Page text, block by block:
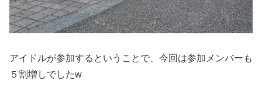
アイドルが参加するということで、今回は参加メンバーも
５割増しでしたw